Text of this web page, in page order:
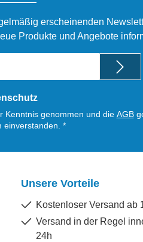
erscheinenden
Produkte und Angebote
Kenntnis genommen und die AGB
einverstanden. *
Unsere Vorteile
Kostenloser Versand ab
Versand in der Regel
24h